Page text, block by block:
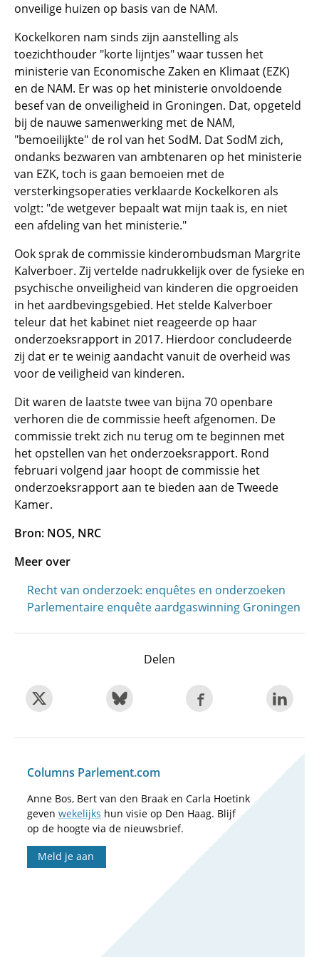
onveilige huizen op basis van de NAM.
Kockelkoren nam sinds zijn aanstelling als
toezichthouder "korte lijntjes" waar tussen het
ministerie van Economische Zaken en Klimaat (EZK)
en de NAM. Er was op het ministerie onvoldoende
besef van de onveiligheid in Groningen. Dat, opgeteld
bij de nauwe samenwerking met de NAM,
"bemoeilijkte" de rol van het SodM. Dat SodM zich,
ondanks bezwaren van ambtenaren op het ministerie
van EZK, toch is gaan bemoeien met de
versterkingsoperaties verklaarde Kockelkoren als
volgt: "de wetgever bepaalt wat mijn taak is, en niet
een afdeling van het ministerie."
Ook sprak de commissie kinderombudsman Margrite
Kalverboer. Zij vertelde nadrukkelijk over de fysieke en
psychische onveiligheid van kinderen die opgroeiden
in het aardbevingsgebied. Het stelde Kalverboer
teleur dat het kabinet niet reageerde op haar
onderzoeksrapport in 2017. Hierdoor concludeerde
zij dat er te weinig aandacht vanuit de overheid was
voor de veiligheid van kinderen.
Dit waren de laatste twee van bijna 70 openbare
verhoren die de commissie heeft afgenomen. De
commissie trekt zich nu terug om te beginnen met
het opstellen van het onderzoeksrapport. Rond
februari volgend jaar hoopt de commissie het
onderzoeksrapport aan te bieden aan de Tweede
Kamer.
Bron: NOS, NRC
Meer over
Recht van onderzoek: enquêtes en onderzoeken
Parlementaire enquête aardgaswinning Groningen
Delen
Columns Parlement.com
Anne Bos, Bert van den Braak en Carla Hoetink
geven wekelijks hun visie op Den Haag. Blijf
op de hoogte via de nieuwsbrief.
Meld je aan